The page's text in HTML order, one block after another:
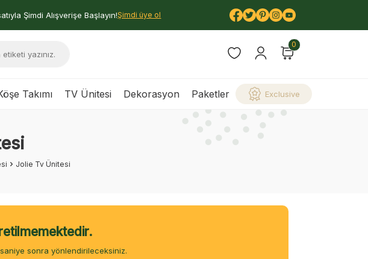
Şimdi Alışverişe Başlayın!Şimdi üye ol
0
Takımı TV Ünitesi Dekorasyon Paketler Exclusive
Jolie Tv Ünitesi
saniye sonra yönlendirileceksiniz.